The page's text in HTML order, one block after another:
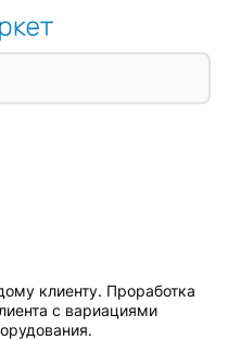
клиенту. Проработка
с вариациями